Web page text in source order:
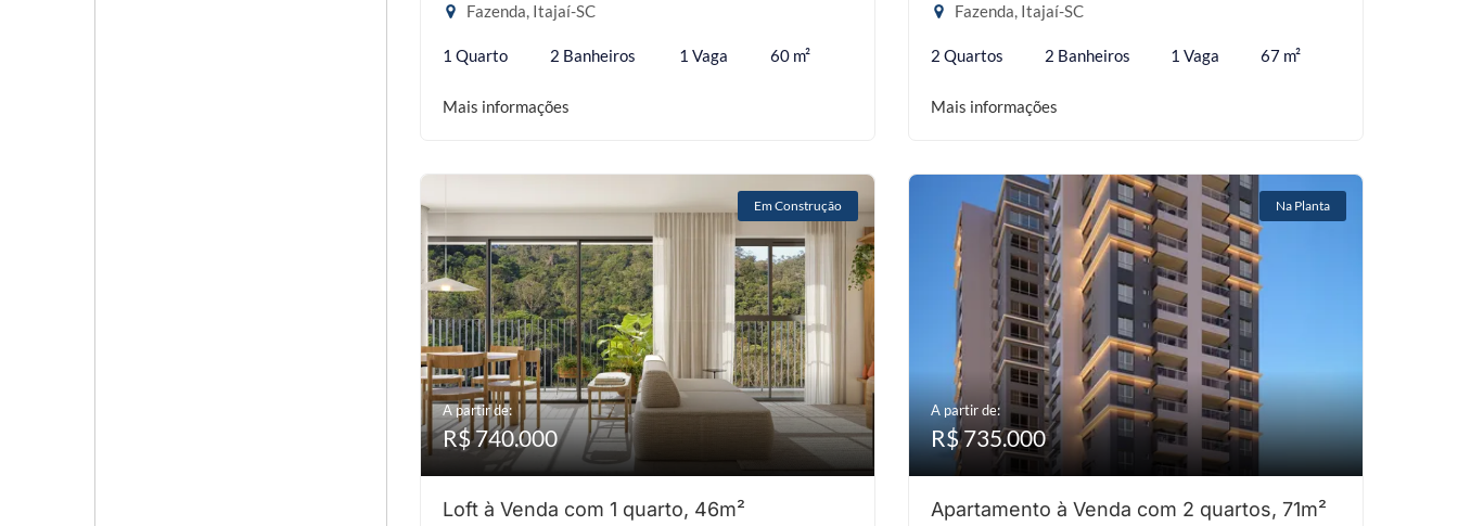
Fazenda, Itajaí-SC
1 Quarto 2 Banheiros 1 Vaga 60 m²
Mais informações
Fazenda, Itajaí-SC
2 Quartos 2 Banheiros 1 Vaga 67 m²
Mais informações
Em Construção
A partir de:
R$ 740.000
Loft à Venda com 1 quarto, 46m²
Na Planta
A partir de:
R$ 735.000
Apartamento à Venda com 2 quartos, 71m²